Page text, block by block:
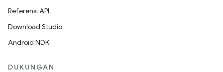
Referensi API
Download Studio
Android NDK
DUKUNGAN